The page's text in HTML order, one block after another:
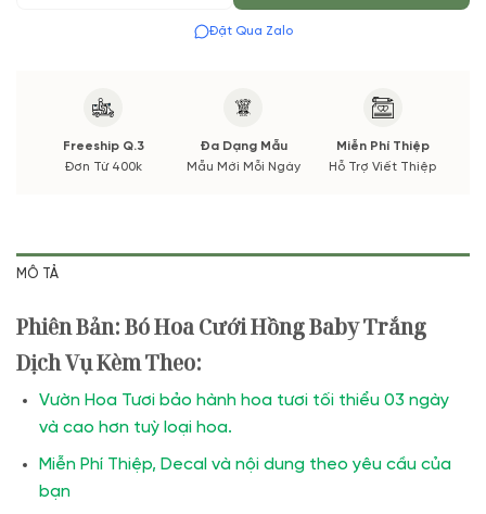
Đặt Qua Zalo
Freeship Q.3
Đơn Từ 400k
Đa Dạng Mẫu
Mẫu Mới Mỗi Ngày
Miễn Phí Thiệp
Hỗ Trợ Viết Thiệp
MÔ TẢ
Phiên Bản: Bó Hoa Cưới Hồng Baby Trắng
Dịch Vụ Kèm Theo:
Vườn Hoa Tươi bảo hành hoa tươi tối thiểu 03 ngày
và cao hơn tuỳ loại hoa.
Miễn Phí Thiệp, Decal và nội dung theo yêu cầu của
bạn